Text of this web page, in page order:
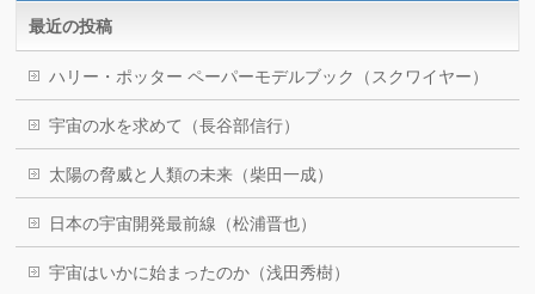
最近の投稿
ハリー・ポッター ペーパーモデルブック（スクワイヤー）
宇宙の水を求めて（長谷部信行）
太陽の脅威と人類の未来（柴田一成）
日本の宇宙開発最前線（松浦晋也）
宇宙はいかに始まったのか（浅田秀樹）